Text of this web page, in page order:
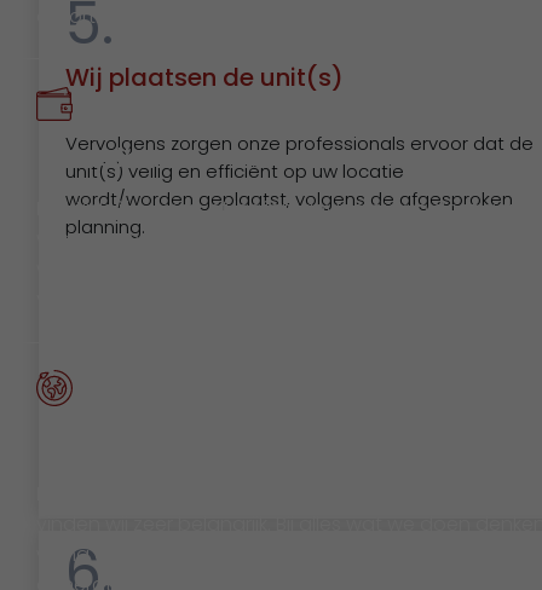
5.
Wij plaatsen de unit(s)
Vervolgens zorgen onze professionals ervoor dat de
unit(s) veilig en efficiënt op uw locatie
wordt/worden geplaatst, volgens de afgesproken
planning.
6.
assortiment.
Betaalbaar
Een tijdelijke werk- of leefomgeving die voldoet aan
wensen en daarom bestaat uit meer dan alleen
wij na over een betere wereld voor onze toekomstige